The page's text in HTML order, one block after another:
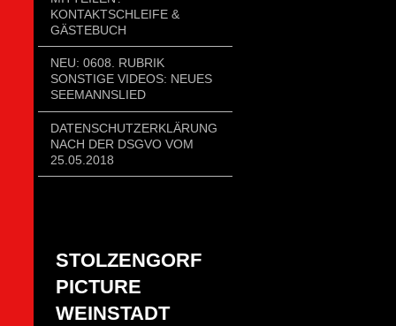
KONTAKTSCHLEIFE &
GÄSTEBUCH
NEU: 0608. RUBRIK
SONSTIGE VIDEOS: NEUES
SEEMANNSLIED
DATENSCHUTZERKLÄRUNG
NACH DER DSGVO VOM
25.05.2018
STOLZENGORF
PICTURE
WEINSTADT